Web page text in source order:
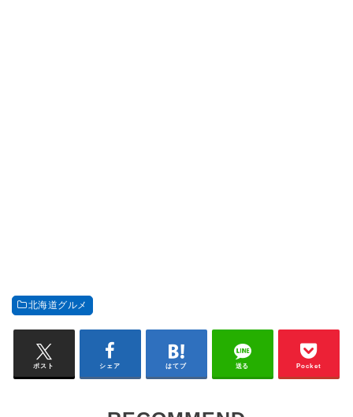
北海道グルメ
ポスト シェア はてブ 送る Pocket